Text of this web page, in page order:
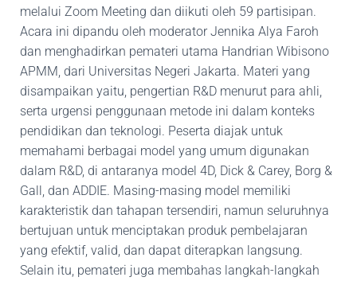
melalui Zoom Meeting dan diikuti oleh 59 partisipan.
Acara ini dipandu oleh moderator Jennika Alya Faroh
dan menghadirkan pemateri utama Handrian Wibisono
APMM, dari Universitas Negeri Jakarta. Materi yang
disampaikan yaitu, pengertian R&D menurut para ahli,
serta urgensi penggunaan metode ini dalam konteks
pendidikan dan teknologi. Peserta diajak untuk
memahami berbagai model yang umum digunakan
dalam R&D, di antaranya model 4D, Dick & Carey, Borg &
Gall, dan ADDIE. Masing-masing model memiliki
karakteristik dan tahapan tersendiri, namun seluruhnya
bertujuan untuk menciptakan produk pembelajaran
yang efektif, valid, dan dapat diterapkan langsung.
Selain itu, pemateri juga membahas langkah-langkah